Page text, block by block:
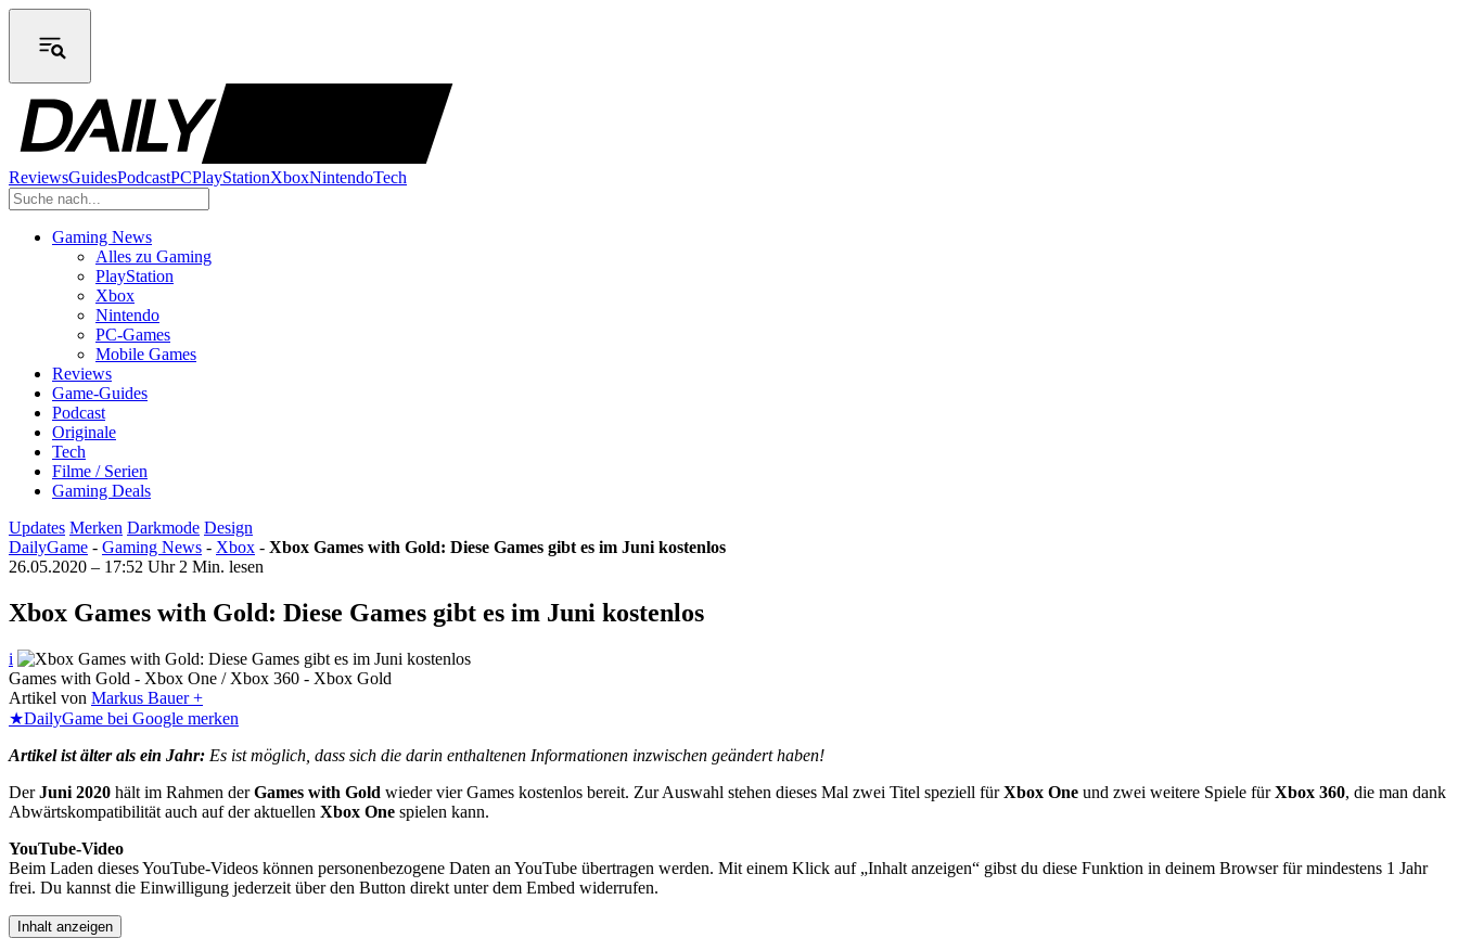
ReviewsGuidesPodcastPCPlayStationXboxNintendoTech
Gaming News
Alles zu Gaming
PlayStation
Xbox
Nintendo
PC-Games
Mobile Games
Reviews
Game-Guides
Podcast
Originale
Tech
Filme / Serien
Gaming Deals
Updates Merken Darkmode Design
DailyGame - Gaming News - Xbox - Xbox Games with Gold: Diese Games gibt es im Juni kostenlos
26.05.2020 – 17:52 Uhr 2 Min. lesen
Xbox Games with Gold: Diese Games gibt es im Juni kostenlos
i
Games with Gold - Xbox One / Xbox 360 - Xbox Gold
Artikel von Markus Bauer +
★DailyGame bei Google merken
Artikel ist älter als ein Jahr: Es ist möglich, dass sich die darin enthaltenen Informationen inzwischen geändert haben!
DerJuni 2020 hält im Rahmen derGames with Gold wieder vier Games kostenlos bereit. Zur Auswahl stehen dieses Mal zwei Titel speziell fürXbox One und zwei weitere Spiele fürXbox 360, die man dank
Abwärtskompatibilität auch auf der aktuellen Xbox One spielen kann.
YouTube-Video
Beim Laden dieses YouTube-Videos können personenbezogene Daten an YouTube übertragen werden. Mit einem Klick auf „Inhalt anzeigen“ gibst du diese Funktion in deinem Browser für mindestens 1 Jahr
frei. Du kannst die Einwilligung jederzeit über den Button direkt unter dem Embed widerrufen.
Inhalt anzeigen